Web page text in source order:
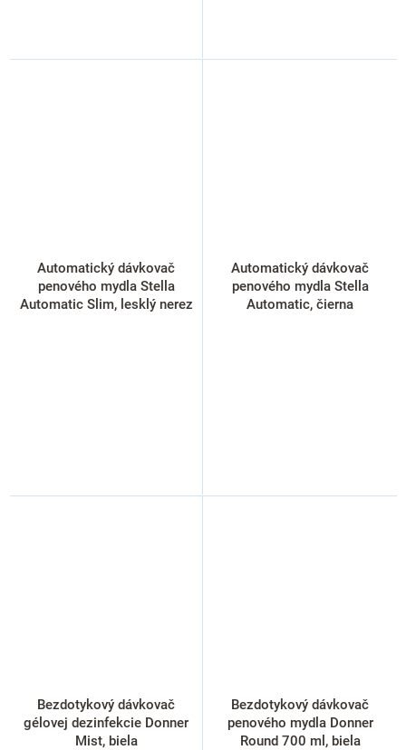
Automatický dávkovač
penového mydla Stella
Automatic Slim, lesklý nerez
Automatický dávkovač
penového mydla Stella
Automatic, čierna
Bezdotykový dávkovač
gélovej dezinfekcie Donner
Mist, biela
Bezdotykový dávkovač
penového mydla Donner
Round 700 ml, biela